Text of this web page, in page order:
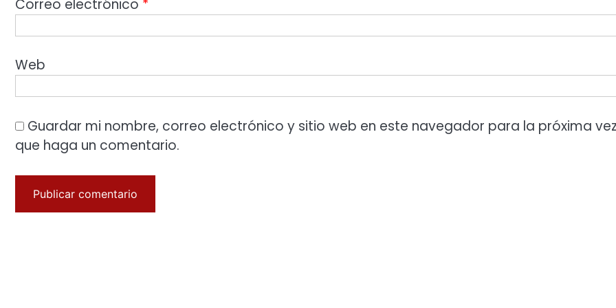
Correo electrónico *
Web
Guardar mi nombre, correo electrónico y sitio web en este navegador para la próxima
que haga un comentario.